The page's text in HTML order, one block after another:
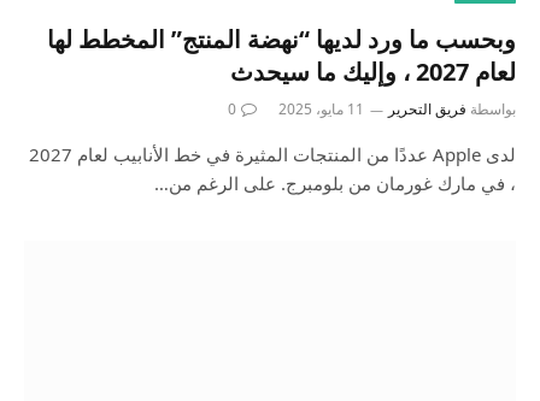
وبحسب ما ورد لديها “نهضة المنتج” المخطط لها
لعام 2027 ، وإليك ما سيحدث
بواسطة فريق التحرير 11 مايو، 2025 0
لدى Apple عددًا من المنتجات المثيرة في خط الأنابيب لعام 2027
، في مارك غورمان من بلومبرج. على الرغم من…